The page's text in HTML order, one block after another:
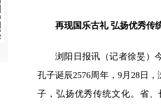
再现国乐古礼 弘扬优秀传
浏阳日报讯（记者徐旻）
孔子诞辰2576周年，9月28日
子，弘扬优秀传统文化。省